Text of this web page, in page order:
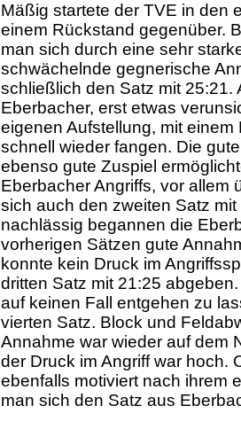
Mäßig startete der TVE in den
einem Rückstand gegenüber.
man sich durch eine sehr
schwächelnde gegnerische
schließlich den Satz mit 25:21.
Eberbacher, erst etwas
eigenen Aufstellung, mit
schnell wieder fangen. Die
ebenso gute Zuspiel
Eberbacher Angriffs, vor allem
sich auch den zweiten Satz
nachlässig begannen die
vorherigen Sätzen gute
konnte kein Druck im
dritten Satz mit 21:25
auf keinen Fall entgehen zu
vierten Satz. Block und
Annahme war wieder auf dem
der Druck im Angriff war hoch.
ebenfalls motiviert nach ihrem
man sich den Satz aus